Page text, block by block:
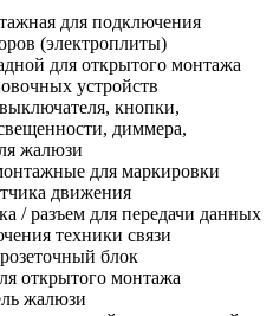
для подключения
(электроплиты)
для открытого монтажа
устройств
кнопки,
диммера,
жалюзи
для маркировки
движения
/ разъем для передачи данных
техники связи
блок
открытого монтажа
жалюзи